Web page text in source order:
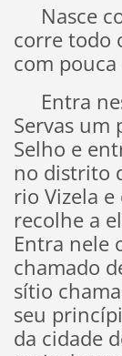
Nasce
corre todo
com
Entra
Servas um
Selho e
no distrito
rio Vizela
recolhe a
Entra nele
chamado
sítio
seu
da cidade